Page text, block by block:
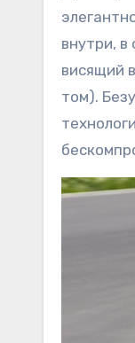
внутри,
висящий
том).